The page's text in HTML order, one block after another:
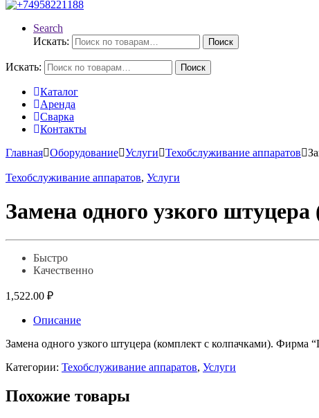
Search
Искать:
Поиск
Искать: Поиск
Каталог
Аренда
Сварка
Контакты
Главная Оборудование Услуги Техобслуживание аппаратов
Техобслуживание аппаратов, Услуги
Замена одного узкого
Быстро
Качественно
1,522.00 ₽
Описание
Замена одного узкого штуцера (комплект с колпачками). Фирма
Категории: Техобслуживание аппаратов, Услуги
Похожие товары